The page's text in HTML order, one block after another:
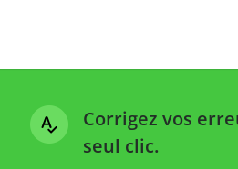
Corrigez vos
seul clic.